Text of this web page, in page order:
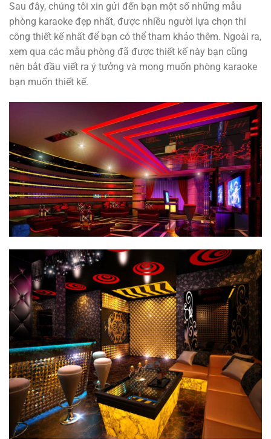
Sau đây, chúng tôi xin gửi đến bạn một số những mẫu
phòng karaoke đẹp nhất, được nhiều người lựa chọn thi
công thiết kế nhất để bạn có thể tham khảo thêm. Ngoài ra,
xem qua các mẫu phòng đã được thiết kế này bạn cũng
nên bắt đầu viết ra ý tưởng và mong muốn phòng karaoke
bạn muốn thiết kế.